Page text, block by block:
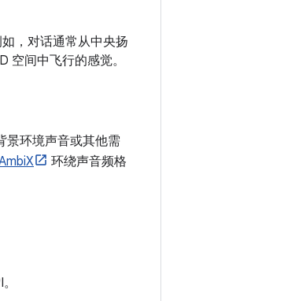
，对话通常从中央扬
空间中飞行的感觉。
景环境声音或其他需
环绕声音频格